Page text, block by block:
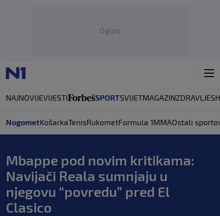
Oglas
NAJNOVIJEVIJESTI SPORTSVIJETMAGAZINZDRAVLJE
NogometKošarkaTenisRukometFormula 1MMAOstali
Mbappe pod novim kritikama:
Navijači Reala sumnjaju u
njegovu “povredu” pred El
Clasico